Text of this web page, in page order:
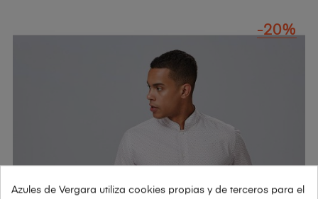
-20%
Azules de Vergara utiliza cookies propias y de terceros para el